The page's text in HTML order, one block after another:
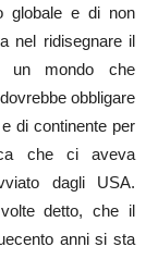
globale e di non
nel ridisegnare il
un mondo che
obbligare
di continente per
che ci aveva
dagli USA.
detto, che il
anni si sta